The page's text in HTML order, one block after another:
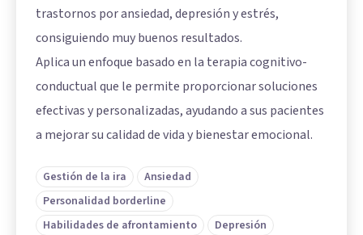
trastornos por ansiedad, depresión y estrés,
consiguiendo muy buenos resultados.
Aplica un enfoque basado en la terapia cognitivo-
conductual que le permite proporcionar soluciones
efectivas y personalizadas, ayudando a sus pacientes
a mejorar su calidad de vida y bienestar emocional.
Gestión de la ira
Ansiedad
Personalidad borderline
Habilidades de afrontamiento
Depresión